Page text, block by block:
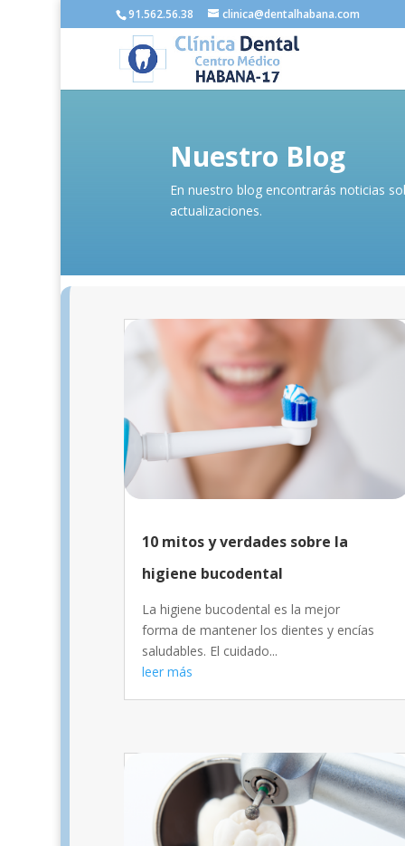
91.562.56.38 clinica@dentalhabana.com
Nuestro Blog
En nuestro blog encontrarás noticias
actualizaciones.
10 mitos y verdades sobre la
higiene bucodental
La higiene bucodental es la mejor
forma de mantener los dientes y encías
saludables. El cuidado...
leer más